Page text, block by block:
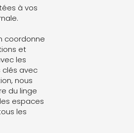
à vos
coordonne
et
les
clés avec
nous
du linge
espaces
les